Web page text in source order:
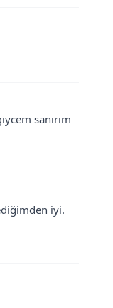
sanırım
iyi.